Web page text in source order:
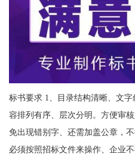
标书要求 1、目录结构清晰、文
容排列有序、层次分明。方便审
免出现错别字、还需加盖公章，
必须按照招标文件来操作、企业